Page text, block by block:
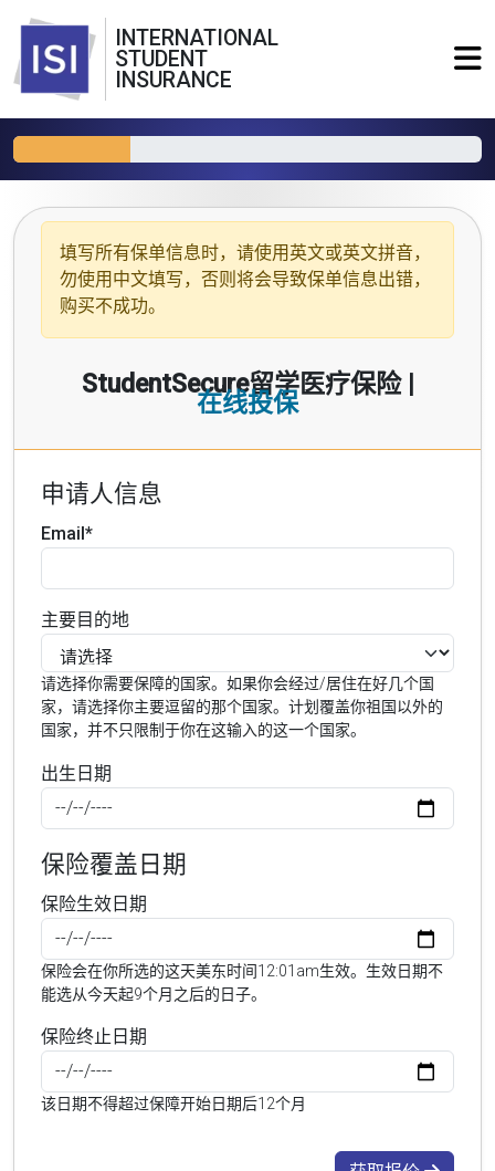
INTERNATIONAL
STUDENT
INSURANCE
填写所有保单信息时，请使用 英文或英文拼音，
勿使用中文填写，否则将会导致保单信息出错，
购买不成功。
StudentSecure留学医疗保险 |
在线投保
申请人信息
Email*
主要目的地
请选择你需要保障的国家。如果你会经过/居住在好几个国
家，请选择你主要逗留的那个国家。计划覆盖你祖国以外的
国家，并不只限制于你在这输入的这一个国家。
出生日期
保险覆盖日期
保险生效日期
保险会在你所选的这天美东时间12:01am生效。生效日期不
能选从今天起9个月之后的日子。
保险终止日期
该日期不得超过保障开始日期后12个月